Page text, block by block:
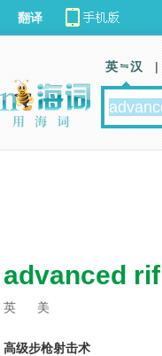
advanced
英 美
高级步枪射击术
翻译
英 汉 |